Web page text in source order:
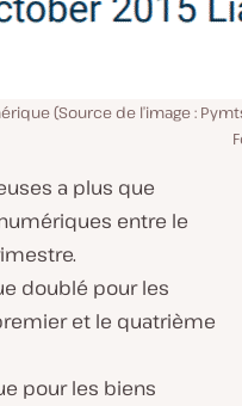
(Source de l’image :
a plus que
entre le
doublé pour les
et le quatrième
pour les biens